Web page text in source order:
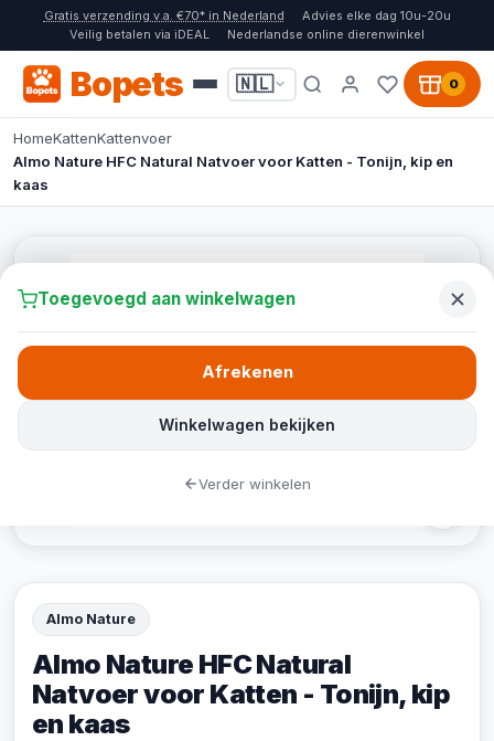
Gratis verzending v.a. €70* in Nederland
Advies elke dag 10u-20u
Veilig betalen via iDEAL
Nederlandse online dierenwinkel
Bopets 🇳🇱 0
HomeKattenKattenvoer
Almo Nature HFC Natural Natvoer voor Katten - Tonijn, kip en
kaas
Almo Nature
Almo Nature HFC Natural
Natvoer voor Katten - Tonijn, kip
en kaas
Toegevoegd aan winkelwagen
Winkelwagen bekijken
Afrekenen
Verder winkelen